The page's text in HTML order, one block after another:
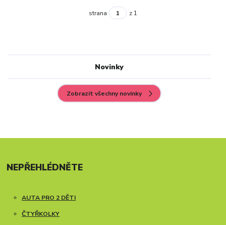
strana z 1
Novinky
Zobrazit všechny novinky
NEPŘEHLÉDNĚTE
AUTA PRO 2 DĚTI
ČTYŘKOLKY